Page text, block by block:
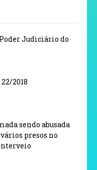
Judiciário do
2018
sendo abusada
presos no